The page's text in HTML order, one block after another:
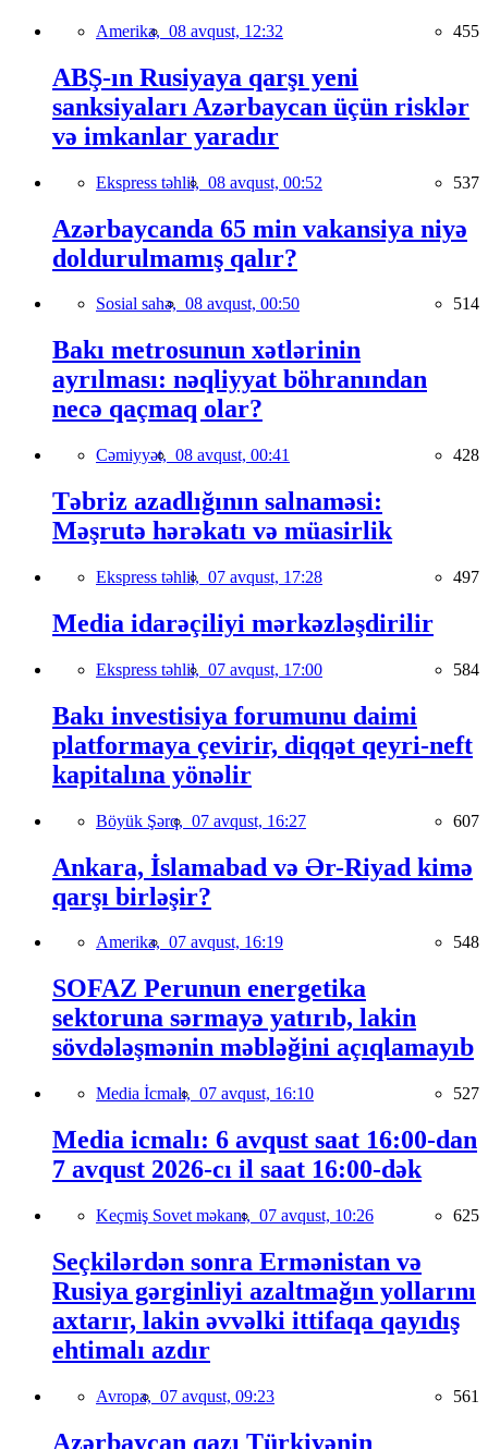
Amerika, 08 avqust, 12:32 455
ABŞ-ın Rusiyaya qarşı yeni
sanksiyaları Azərbaycan üçün risklər
və imkanlar yaradır
Ekspress təhlil, 08 avqust, 00:52 537
Azərbaycanda 65 min vakansiya niyə
doldurulmamış qalır?
Sosial sahə, 08 avqust, 00:50 514
Bakı metrosunun xətlərinin
ayrılması: nəqliyyat böhranından
necə qaçmaq olar?
Cəmiyyət, 08 avqust, 00:41 428
Təbriz azadlığının salnaməsi:
Məşrutə hərəkatı və müasirlik
Ekspress təhlil, 07 avqust, 17:28 497
Media idarəçiliyi mərkəzləşdirilir
Ekspress təhlil, 07 avqust, 17:00 584
Bakı investisiya forumunu daimi
platformaya çevirir, diqqət qeyri-neft
kapitalına yönəlir
Böyük Şərq, 07 avqust, 16:27 607
Ankara, İslamabad və Ər-Riyad kimə
qarşı birləşir?
Amerika, 07 avqust, 16:19 548
SOFAZ Perunun energetika
sektoruna sərmayə yatırıb, lakin
sövdələşmənin məbləğini açıqlamayıb
Media İcmalı, 07 avqust, 16:10 527
Media icmalı: 6 avqust saat 16:00-dan
7 avqust 2026-cı il saat 16:00-dək
Keçmiş Sovet məkanı, 07 avqust, 10:26 625
Seçkilərdən sonra Ermənistan və
Rusiya gərginliyi azaltmağın yollarını
axtarır, lakin əvvəlki ittifaqa qayıdış
ehtimalı azdır
Avropa, 07 avqust, 09:23 561
Azərbaycan qazı Türkiyənin